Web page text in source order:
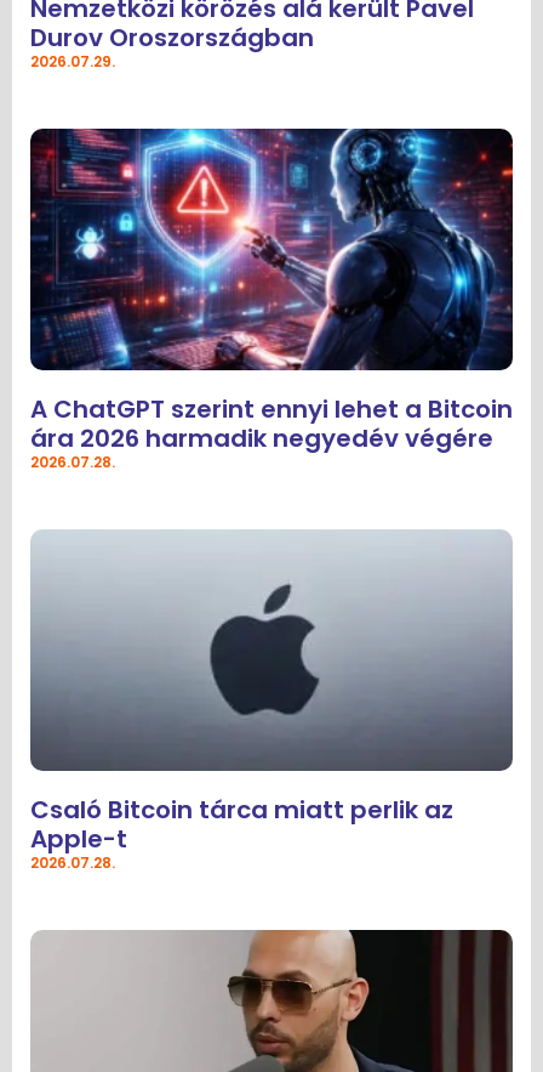
Nemzetközi körözés alá került Pavel
Durov Oroszországban
2026.07.29.
A ChatGPT szerint ennyi lehet a Bitcoin
ára 2026 harmadik negyedév végére
2026.07.28.
Csaló Bitcoin tárca miatt perlik az
Apple-t
2026.07.28.